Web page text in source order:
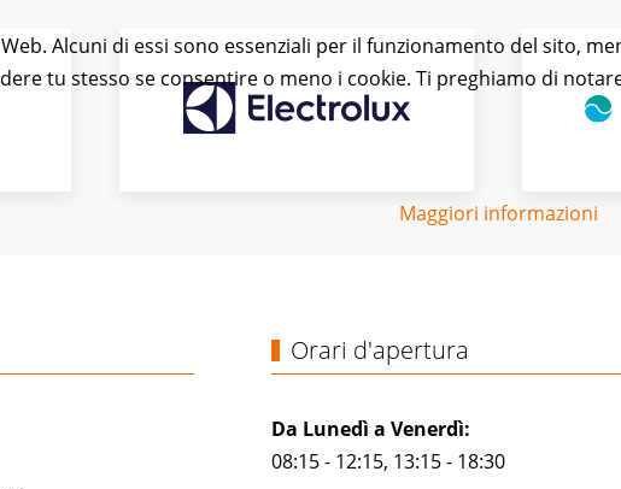
Orari d'apertura
Da Lunedì a Venerdì:
08:15 - 12:15, 13:15 - 18:30
Alcuni di essi sono essenziali per il funzionamento del sito,
tu stesso se consentire o meno i cookie. Ti preghiamo di
Maggiori informazioni